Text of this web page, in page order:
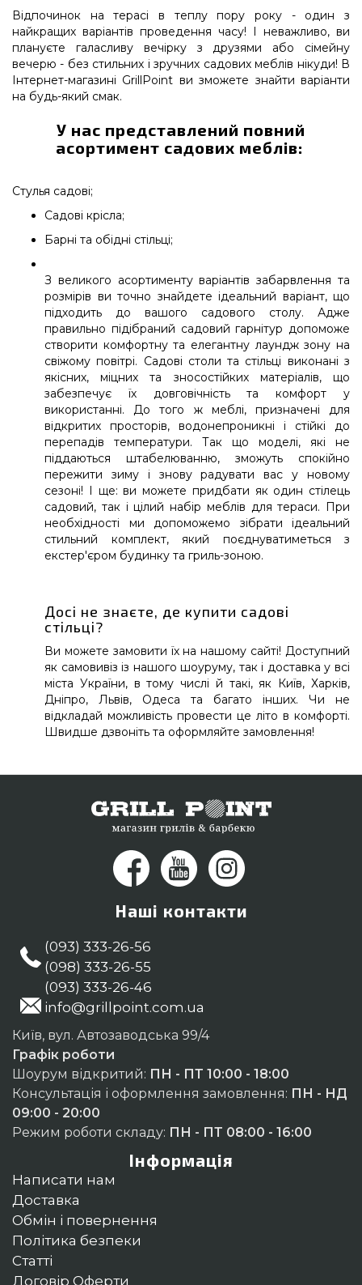
Відпочинок на терасі в теплу пору року - один з
найкращих варіантів проведення часу! І неважливо, ви
плануєте галасливу вечірку з друзями або сімейну
вечерю - без стильних і зручних садових меблів нікуди! В
Інтернет-магазині GrillPoint ви зможете знайти варіанти
на будь-який смак.
У нас представлений повний
асортимент садових меблів:
Стулья садові;
Садові крісла;
Барні та обідні стільці;
З великого асортименту варіантів забарвлення та
розмірів ви точно знайдете ідеальний варіант, що
підходить до вашого садового столу. Адже
правильно підібраний садовий гарнітур допоможе
створити комфортну та елегантну лаундж зону на
свіжому повітрі. Садові столи та стільці виконані з
якісних, міцних та зносостійких матеріалів, що
забезпечує їх довговічність та комфорт у
використанні. До того ж меблі, призначені для
відкритих просторів, водонепроникні і стійкі до
перепадів температури. Так що моделі, які не
піддаються штабелюванню, зможуть спокійно
пережити зиму і знову радувати вас у новому
сезоні! І ще: ви можете придбати як один стілець
садовий, так і цілий набір меблів для тераси. При
необхідності ми допоможемо зібрати ідеальний
стильний комплект, який поєднуватиметься з
екстер'єром будинку та гриль-зоною.
Досі не знаєте, де купити садові
стільці?
Ви можете замовити їх на нашому сайті! Доступний
як самовивіз із нашого шоуруму, так і доставка у всі
міста України, в тому числі й такі, як Київ, Харків,
Дніпро, Львів, Одеса та багато інших. Чи не
відкладай можливість провести це літо в комфорті.
Швидше дзвоніть та оформляйте замовлення!
Наші контакти
(093) 333-26-56
(098) 333-26-55
(093) 333-26-46
info@grillpoint.com.ua
Київ, вул. Автозаводська 99/4
Графік роботи
Шоурум відкритий: ПН - ПТ 10:00 - 18:00
Консультація і оформлення замовлення: ПН - НД
09:00 - 20:00
Режим роботи складу: ПН - ПТ 08:00 - 16:00
Інформація
Написати нам
Доставка
Обмін і повернення
Політика безпеки
Статті
Договір Оферти